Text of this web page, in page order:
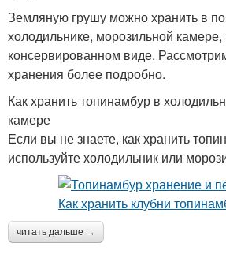
Земляную грушу можно хранить в
холодильнике, морозильной
консервированном виде.
хранения более подробно.
Как хранить топинамбур в
камере
Если вы не знаете, как хранить
используйте холодильник или
читать дальше →